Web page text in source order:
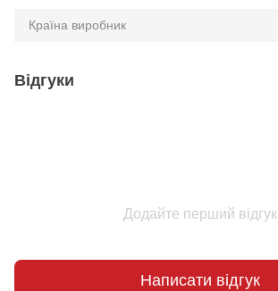
Країна виробник
Відгуки
Додайте перший відгук
Написати відгук